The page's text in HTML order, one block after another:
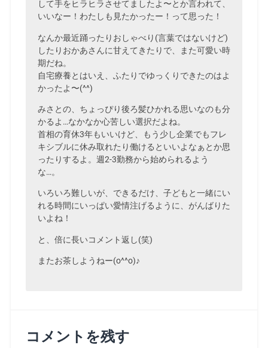
して手をヒラヒラさせてましたよ〜とか言われて、
いいなー！わたしも見たかったー！って思った！
なんか最近踊ったりおしゃべり(言葉ではないけど)
したりおかあさんに甘えてきたりで、また可愛い時
期だね。
自宅療養とはいえ、ふたりでゆっくりできたのはよ
かったよ〜(^^)
みさとの、ちょっぴり後ろ髪ひかれる思いなのも分
かるよ…なかなか心苦しい選択だよね。
首相の育休3年もいいけど、もう少し企業でもフレ
キシブルに休み取れたり働けるといいよなぁとか思
ったりするよ。週2-3勤務から始められるよう
な…。
いろいろ難しいが、できるだけ、子どもと一緒にい
れる時間にいっぱい愛情注げるように、がんばりた
いよね！
と、倍に長いコメント返し(笑)
またお茶しようねー(o^^o)♪
コメントを残す